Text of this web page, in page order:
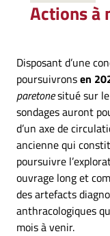
Actions à
Disposant d’une
poursuivronsen
paretonesitué sur le
sondages auront
d’un axe de
ancienne qui
poursuivre
ouvrage long et
des artefacts
anthracologiques
mois à venir.